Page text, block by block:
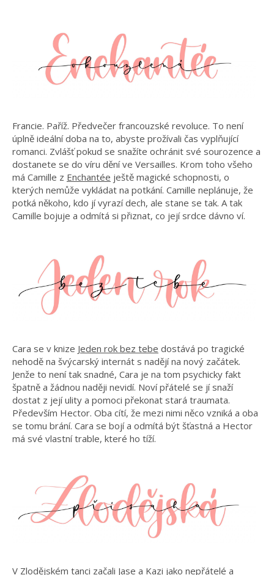
Francie. Paříž. Předvečer francouzské revoluce. To není
úplně ideální doba na to, abyste prožívali čas vyplňující
romanci. Zvlášť pokud se snažíte ochránit své sourozence a
dostanete se do víru dění ve Versailles. Krom toho všeho
má Camille z Enchantée ještě magické schopnosti, o
kterých nemůže vykládat na potkání. Camille neplánuje, že
potká někoho, kdo jí vyrazí dech, ale stane se tak. A tak
Camille bojuje a odmítá si přiznat, co její srdce dávno ví.
Cara se v knize Jeden rok bez tebe dostává po tragické
nehodě na švýcarský internát s nadějí na nový začátek.
Jenže to není tak snadné, Cara je na tom psychicky fakt
špatně a žádnou naději nevidí. Noví přátelé se jí snaží
dostat z její ulity a pomoci překonat stará traumata.
Především Hector. Oba cítí, že mezi nimi něco vzniká a oba
se tomu brání. Cara se bojí a odmítá být šťastná a Hector
má své vlastní trable, které ho tíží.
V Zlodějském tanci začali Jase a Kazi jako nepřátelé a